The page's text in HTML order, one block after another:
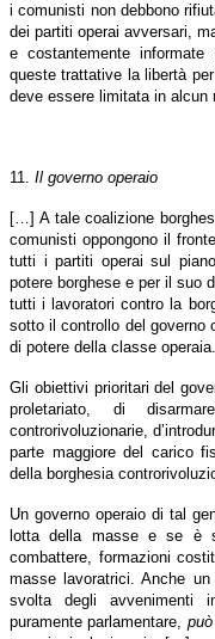
i comunisti non debbono
dei partiti operai avversari,
e costantemente
queste trattative la libertà
deve essere limitata in
11. Il governo operaio
[…] A tale coalizione
comunisti oppongono il
tutti i partiti operai sul
potere borghese e per il suo
tutti i lavoratori contro la
sotto il controllo del governo
di potere della classe operaia.
Gli obiettivi prioritari del
proletariato, di
controrivoluzionarie,
parte maggiore del carico
della borghesia
Un governo operaio di tal
lotta della masse e se è
combattere, formazioni
masse lavoratrici. Anche
svolta degli avvenimenti
puramente parlamentare, può